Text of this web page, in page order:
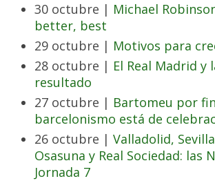
30 octubre | Michael
better, best
29 octubre | Motivos para
28 octubre | El Real Madrid y
resultado
27 octubre | Bartomeu por
barcelonismo está de
26 octubre | Valladolid,
Osasuna y Real Sociedad: las
Jornada 7